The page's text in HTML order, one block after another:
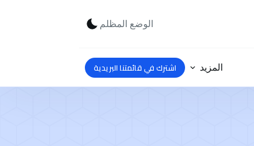
الوضع المظلم
المزيد اشترك في قائمتنا البريدية